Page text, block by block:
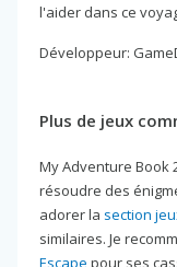
l'aider dans ce
Développeur:
Plus de jeux
My Adventure Book
résoudre des
adorer la section
similaires. Je
Escape pour ses